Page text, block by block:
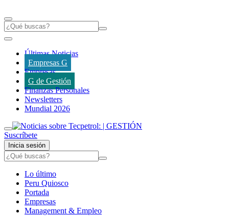
Últimas Noticias
Empresas G
Empresas
G de Gestión
Finanzas Personales
Newsletters
Mundial 2026
Suscríbete
Inicia sesión
Lo último
Peru Quiosco
Portada
Empresas
Management & Empleo